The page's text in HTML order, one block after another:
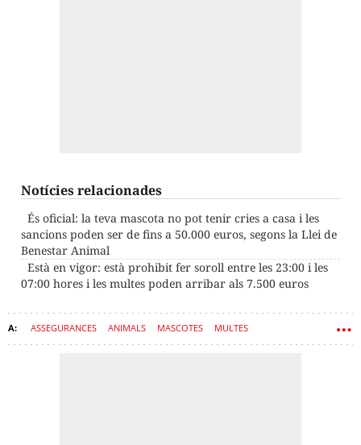
Notícies relacionades
És oficial: la teva mascota no pot tenir cries a casa i les
sancions poden ser de fins a 50.000 euros, segons la Llei de
Benestar Animal
Està en vigor: està prohibit fer soroll entre les 23:00 i les
07:00 hores i les multes poden arribar als 7.500 euros
ASSEGURANCES ANIMALS MASCOTES MULTES